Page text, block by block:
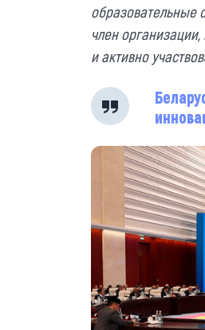
образовательные
член
и активно